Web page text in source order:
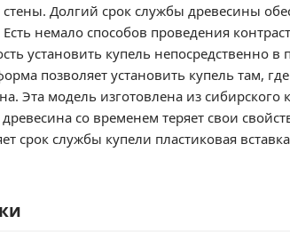
Долгий срок службы древесины
Есть немало способов проведения
установить купель
позволяет установить купель там,
Эта модель изготовлена из сибирского
древесина со временем теряет свои
срок службы купели пластиковая